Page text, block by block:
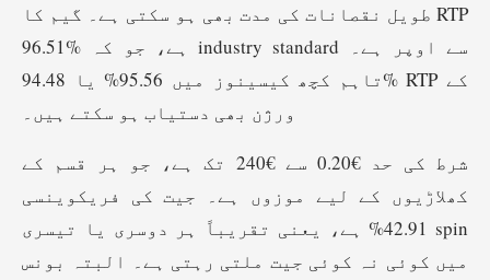
طویل نقصانات کی مدت بھی ہو سکتی ہے۔ گیم کا RTP
96.51% ہے، جو کہ industry standard سے اوپر ہے۔
تاہم کچھ کیسینوز میں 95.56% یا 94.48% RTP کے
ورژن بھی دستیاب ہو سکتے ہیں۔
شرط کی حد €0.20 سے €240 تک ہے، جو ہر قسم کے
کھلاڑیوں کے لیے موزوں ہے۔ جیت کی فریکوینسی
42.91% ہے، یعنی تقریباً ہر دوسری یا تیسری spin
میں کوئی نہ کوئی جیت ملتی رہتی ہے۔ البتہ بونس